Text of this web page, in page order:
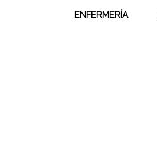
ENFERMERÍA